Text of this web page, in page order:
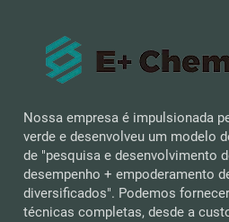
Nossa empresa é impulsionada
verde e desenvolveu um modelo
de "pesquisa e desenvolvimento
desempenho + empoderamento
diversificados". Podemos
técnicas completas, desde a